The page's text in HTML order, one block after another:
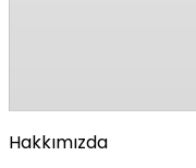
Hakkımızda